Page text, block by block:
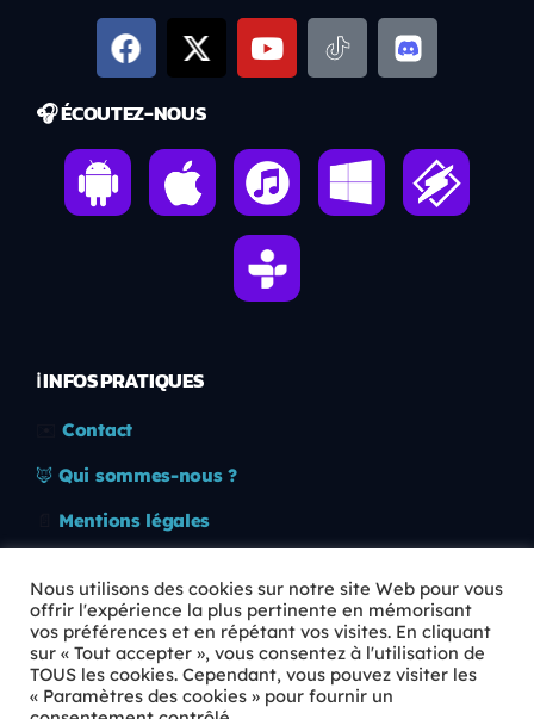
🎧 ÉCOUTEZ-NOUS
ℹ️ INFOS PRATIQUES
Contact
🦊 Qui sommes-nous ?
Mentions légales
🛡️ RGPD
Copyright © 2026 Animkids. Tous droits réservés.
Nous utilisons des cookies sur notre site Web pour vous
offrir l'expérience la plus pertinente en mémorisant
vos préférences et en répétant vos visites. En cliquant
sur « Tout accepter », vous consentez à l'utilisation de
TOUS les cookies. Cependant, vous pouvez visiter les
« Paramètres des cookies » pour fournir un